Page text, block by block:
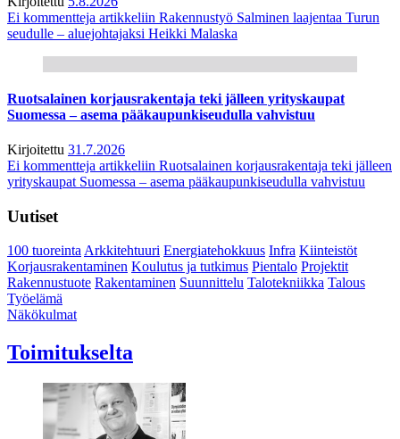
Ei kommentteja artikkeliin Rakennustyö Salminen laajentaa Turun
seudulle – aluejohtajaksi Heikki Malaska
Ruotsalainen korjausrakentaja teki jälleen yrityskaupat
Suomessa – asema pääkaupunkiseudulla vahvistuu
Kirjoitettu 31.7.2026
Ei kommentteja artikkeliin Ruotsalainen korjausrakentaja teki jälleen
yrityskaupat Suomessa – asema pääkaupunkiseudulla vahvistuu
Uutiset
100 tuoreintaArkkitehtuuri Energiatehokkuus Infra Kiinteistöt
Korjausrakentaminen Koulutus ja tutkimus Pientalo Projektit
Rakennustuote Rakentaminen Suunnittelu Talotekniikka Talous
Työelämä
Näkökulmat
Toimitukselta